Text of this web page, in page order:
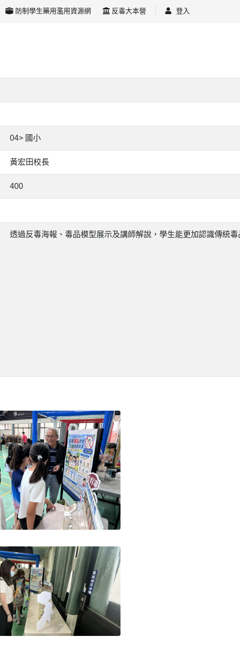
防制學生藥用濫用資源網 反毒大本營 登入
04> 國小
黃宏田校長
400
透過反毒海報、毒品模型展示及講師解說，學生能更加認識傳統